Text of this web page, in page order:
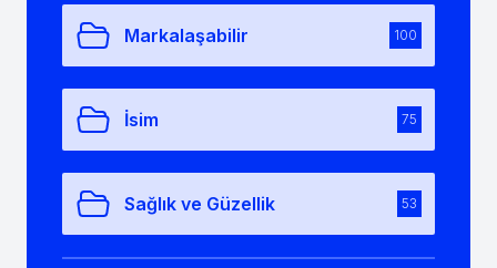
Markalaşabilir 100
İsim 75
Sağlık ve Güzellik 53